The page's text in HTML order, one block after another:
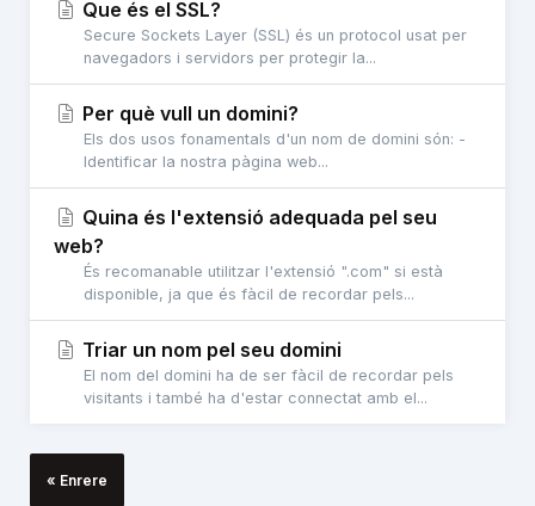
Que és el SSL?
Secure Sockets Layer (SSL) és un protocol usat per
navegadors i servidors per protegir la...
Per què vull un domini?
Els dos usos fonamentals d'un nom de domini són: -
Identificar la nostra pàgina web...
Quina és l'extensió adequada pel seu
web?
És recomanable utilitzar l'extensió ".com" si està
disponible, ja que és fàcil de recordar pels...
Triar un nom pel seu domini
El nom del domini ha de ser fàcil de recordar pels
visitants i també ha d'estar connectat amb el...
« Enrere